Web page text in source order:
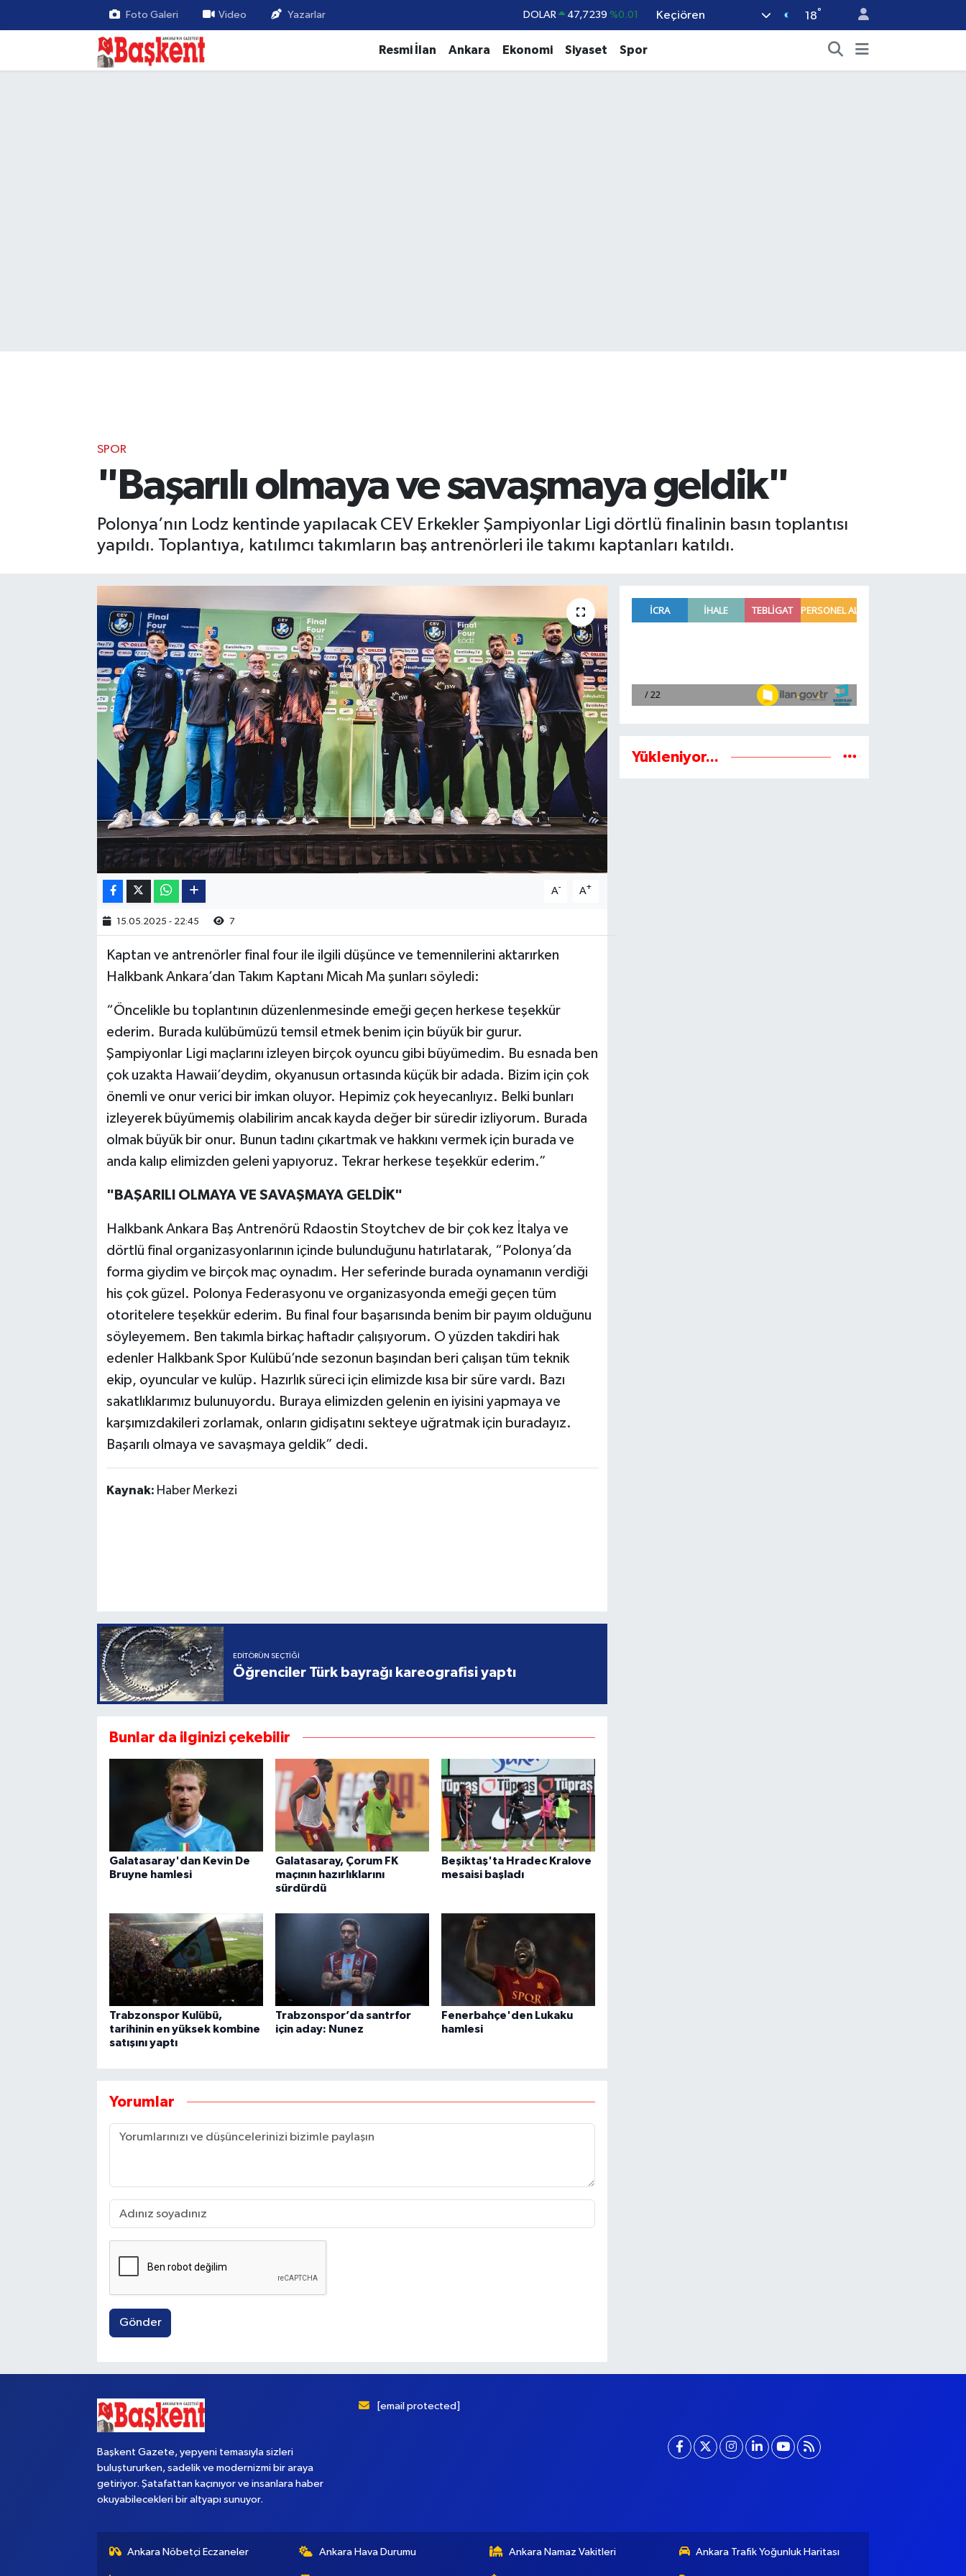
Foto Galeri Video Yazarlar DOLAR 47,7239 %0.01 Keçiören 18°
Resmi İlan Ankara Ekonomi Siyaset Spor
SPOR
"Başarılı olmaya ve savaşmaya geldik"
Polonya’nın Lodz kentinde yapılacak CEV Erkekler Şampiyonlar Ligi dörtlü finalinin basın toplantısı
yapıldı. Toplantıya, katılımcı takımların baş antrenörleri ile takımı kaptanları katıldı.
A- A+
15.05.2025 - 22:45 7
Kaptan ve antrenörler final four ile ilgili düşünce ve temennilerini aktarırken
Halkbank Ankara’dan Takım Kaptanı Micah Ma şunları söyledi:
“Öncelikle bu toplantının düzenlenmesinde emeği geçen herkese teşekkür
ederim. Burada kulübümüzü temsil etmek benim için büyük bir gurur.
Şampiyonlar Ligi maçlarını izleyen birçok oyuncu gibi büyümedim. Bu esnada ben
çok uzakta Hawaii’deydim, okyanusun ortasında küçük bir adada. Bizim için çok
önemli ve onur verici bir imkan oluyor. Hepimiz çok heyecanlıyız. Belki bunları
izleyerek büyümemiş olabilirim ancak kayda değer bir süredir izliyorum. Burada
olmak büyük bir onur. Bunun tadını çıkartmak ve hakkını vermek için burada ve
anda kalıp elimizden geleni yapıyoruz. Tekrar herkese teşekkür ederim.”
"BAŞARILI OLMAYA VE SAVAŞMAYA GELDİK"
Halkbank Ankara Baş Antrenörü Rdaostin Stoytchev de bir çok kez İtalya ve
dörtlü final organizasyonlarının içinde bulunduğunu hatırlatarak, “Polonya’da
forma giydim ve birçok maç oynadım. Her seferinde burada oynamanın verdiği
his çok güzel. Polonya Federasyonu ve organizasyonda emeği geçen tüm
otoritelere teşekkür ederim. Bu final four başarısında benim bir payım olduğunu
söyleyemem. Ben takımla birkaç haftadır çalışıyorum. O yüzden takdiri hak
edenler Halkbank Spor Kulübü’nde sezonun başından beri çalışan tüm teknik
ekip, oyuncular ve kulüp. Hazırlık süreci için elimizde kısa bir süre vardı. Bazı
sakatlıklarımız bulunuyordu. Buraya elimizden gelenin en iyisini yapmaya ve
karşımızdakileri zorlamak, onların gidişatını sekteye uğratmak için buradayız.
Başarılı olmaya ve savaşmaya geldik” dedi.
Kaynak: Haber Merkezi
EDITÖRÜN SEÇTIĞI
Öğrenciler Türk bayrağı kareografisi yaptı
Bunlar da ilginizi çekebilir
Galatasaray'dan Kevin De
Bruyne hamlesi
Galatasaray, Çorum FK
maçının hazırlıklarını
sürdürdü
Beşiktaş'ta Hradec Kralove
mesaisi başladı
Trabzonspor Kulübü,
tarihinin en yüksek kombine
satışını yaptı
Trabzonspor’da santrfor
için aday: Nunez
Fenerbahçe'den Lukaku
hamlesi
Yorumlar
Gönder
Yükleniyor...
Başkent Gazete, yepyeni temasıyla sizleri
buluştururken, sadelik ve modernizmi bir araya
getiriyor. Şatafattan kaçınıyor ve insanlara haber
okuyabilecekleri bir altyapı sunuyor.
[email protected]
Ankara Nöbetçi Eczaneler Ankara Hava Durumu Ankara Namaz Vakitleri Ankara Trafik Yoğunluk Haritası